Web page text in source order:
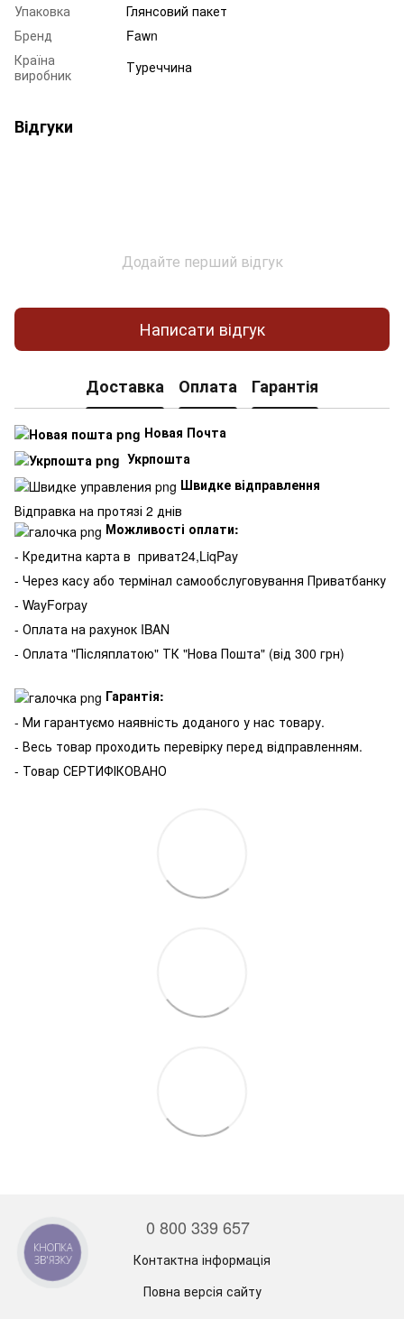
Упаковка
Глянсовий пакет
Бренд
Fawn
Країна
виробник
Туреччина
Відгуки
Додайте перший відгук
Написати відгук
Доставка Оплата Гарантія
Новая Почта
Укрпошта
Швидке відправлення
Відправка на протязі 2 днів
Можливості оплати:
- Кредитна карта в приват24,LiqPay
- Через касу або термінал самообслуговування Приватбанку
- WayForpay
- Оплата на рахунок IBAN
- Оплата "Післяплатою" ТК "Нова Пошта" (від 300 грн)
Гарантія:
- Ми гарантуємо наявність доданого у нас товару.
- Весь товар проходить перевірку перед відправленням.
- Товар СЕРТИФІКОВАНО
0 800 339 657
Контактна інформація
Повна версія сайту
КНОПКА
ЗВ'ЯЗКУ